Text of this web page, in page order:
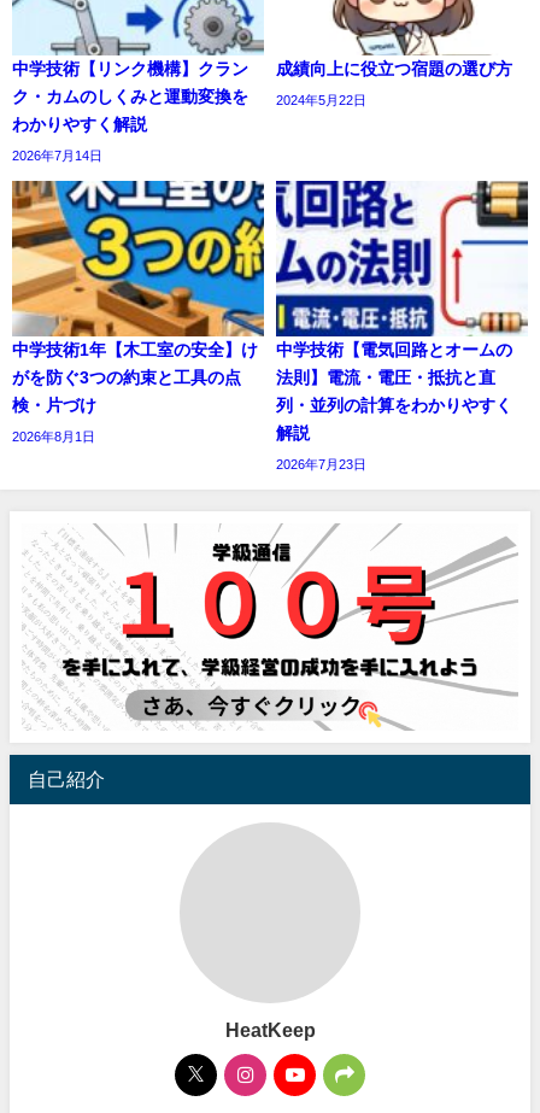
中学技術【リンク機構】クラン
ク・カムのしくみと運動変換を
わかりやすく解説
2026年7月14日
成績向上に役立つ宿題の選び方
2024年5月22日
中学技術1年【木工室の安全】け
がを防ぐ3つの約束と工具の点
検・片づけ
2026年8月1日
中学技術【電気回路とオームの
法則】電流・電圧・抵抗と直
列・並列の計算をわかりやすく
解説
2026年7月23日
自己紹介
HeatKeep